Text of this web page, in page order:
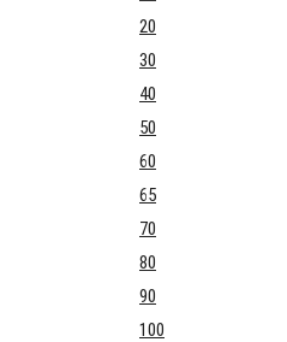
20
30
40
50
60
65
70
80
90
100